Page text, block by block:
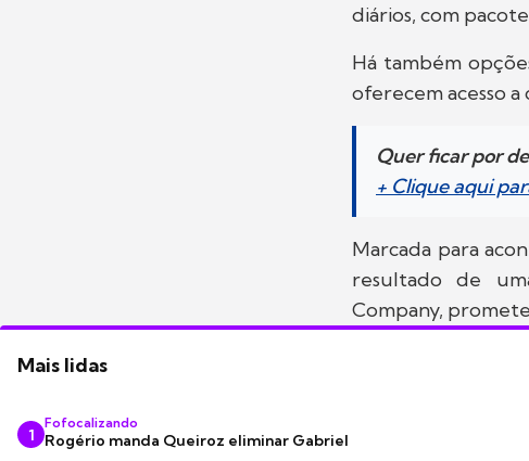
diários, com
Há também
oferecem acesso
Quer ficar por
+ Clique aqui
Marcada para
resultado de
Company,
Mais lidas
1
Fofocalizando
Rogério manda Queiroz eliminar Gabriel